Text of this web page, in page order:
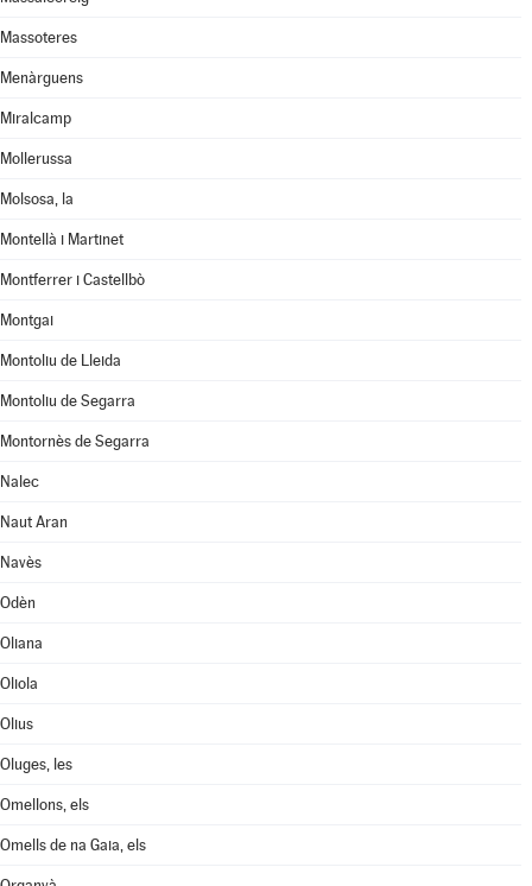
Massoteres
Menàrguens
Miralcamp
Mollerussa
Molsosa, la
Montellà i Martinet
Montferrer i Castellbò
Montgai
Montoliu de Lleida
Montoliu de Segarra
Montornès de Segarra
Nalec
Naut Aran
Navès
Odèn
Oliana
Oliola
Olius
Oluges, les
Omellons, els
Omells de na Gaia, els